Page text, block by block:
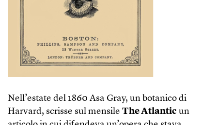
Nell’estate del 1860 Asa Gray, un botanico di
Harvard, scrisse sul mensile The Atlantic un